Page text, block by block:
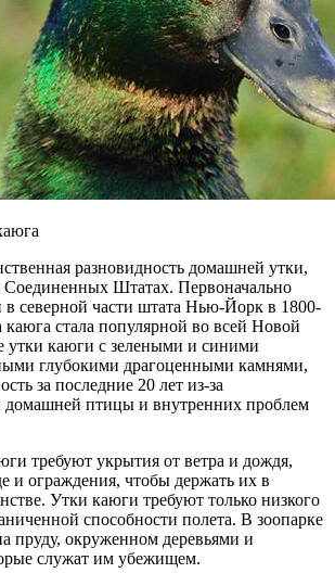
разновидность домашней утки,
Соединенных Штатах. Первоначально
в северной части штата Нью-Йорк в 1800-
каюга стала популярной во всей Новой
утки каюги с зелеными и синими
глубокими драгоценными камнями,
за последние 20 лет из-за
домашней птицы и внутренних проблем
требуют укрытия от ветра и дождя,
и ограждения, чтобы держать их в
Утки каюги требуют только низкого
способности полета. В зоопарке
пруду, окруженном деревьями и
служат им убежищем.